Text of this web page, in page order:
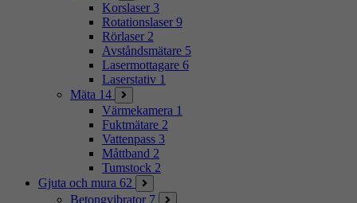
Korslaser 3
Rotationslaser 9
Rörlaser 2
Avståndsmätare 5
Lasermottagare 6
Laserstativ 1
Mäta 14
Värmekamera 1
Fuktmätare 2
Vattenpass 3
Måttband 2
Tumstock 2
Gjuta och mura 62
Betongvibrator 7